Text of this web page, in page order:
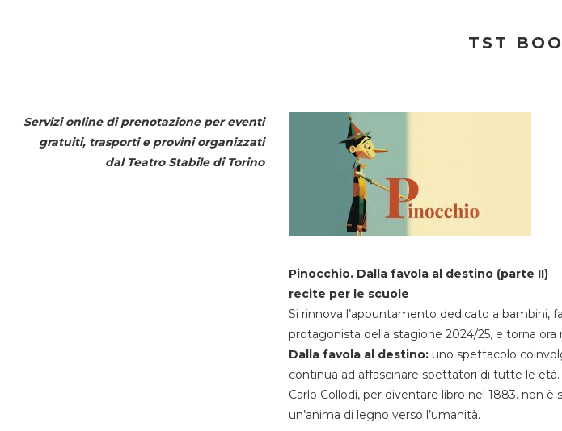
TST
Servizi online di prenotazione per eventi
gratuiti, trasporti e provini organizzati
dal Teatro Stabile di Torino
Pinocchio. Dalla favola al destino (parte II)
recite per le scuole
Si rinnova l’appuntamento dedicato a bambini,
protagonista della stagione 2024/25, e torna ora
Dalla favola al destino:uno spettacolo
continua ad affascinare spettatori di tutte le
Carlo Collodi, per diventare libro nel 1883. non
un’anima di legno verso l’umanità.